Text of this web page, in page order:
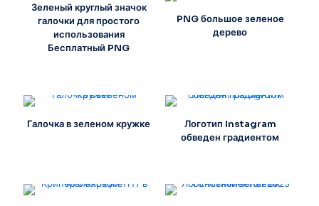
Зеленый круглый значок
галочки для простого
использования
Бесплатный PNG
PNG большое зеленое
дерево
Галочка в зеленом кружке
Логотип Instagram
обведен градиентом